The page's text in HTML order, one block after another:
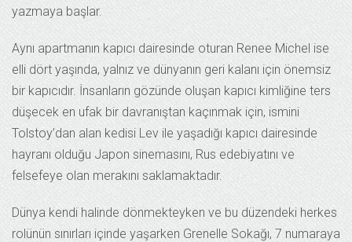
yazmaya başlar.
Aynı apartmanın kapıcı dairesinde oturan Renee Michel ise
elli dört yaşında, yalnız ve dünyanın geri kalanı için önemsiz
bir kapıcıdır. İnsanların gözünde oluşan kapıcı kimliğine ters
düşecek en ufak bir davranıştan kaçınmak için, ismini
Tolstoy’dan alan kedisi Lev ile yaşadığı kapıcı dairesinde
hayranı olduğu Japon sinemasını, Rus edebiyatını ve
felsefeye olan merakını saklamaktadır.
Dünya kendi halinde dönmekteyken ve bu düzendeki herkes
rolünün sınırları içinde yaşarken Grenelle Sokağı, 7 numaraya